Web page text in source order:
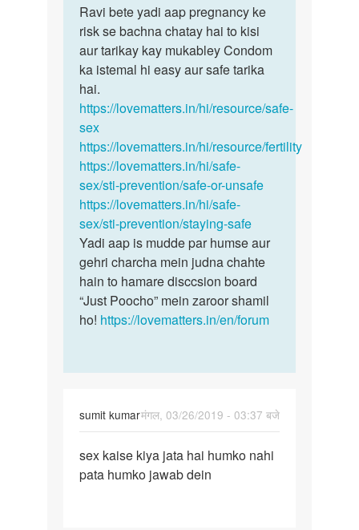
to
Mam
mai
apni
ke
sex…
by
Ravi
gyani
Ravi
bete
yadi
aap
pregnancy…
Ravi bete yadi aap pregnancy ke
risk se bachna chatay hai to kisi
aur tarikay kay mukabley Condom
ka istemal hi easy aur safe tarika
hai.
https://lovematters.in/hi/resource/safe-
sex
https://lovematters.in/hi/resource/fertility
https://lovematters.in/hi/safe-
sex/sti-prevention/safe-or-unsafe
https://lovematters.in/hi/safe-
sex/sti-prevention/staying-safe
Yadi aap is mudde par humse aur
gehri charcha mein judna chahte
hain to hamare disccsion board
“Just Poocho” mein zaroor shamil
ho! https://lovematters.in/en/forum
sumit kumarमंगल, 03/26/2019 - 03:37 बजे
sex
kaise
sex kaise kiya jata hai humko nahi
pata humko jawab dein